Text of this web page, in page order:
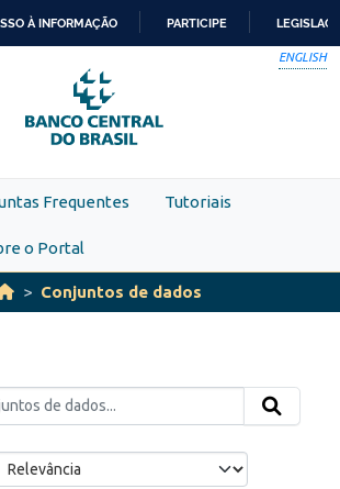
PARA
O
CONTEÚDO
À INFORMAÇÃO PARTICIPE
ENGLISH
Frequentes Tutoriais
o Portal
Conjuntos de dados